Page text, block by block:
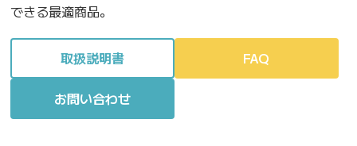
できる最適商品。
取扱説明書 FAQ
お問い合わせ